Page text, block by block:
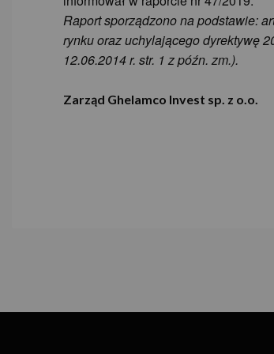
Raport sporządzono na podstawie:
rynku oraz uchylającego dyrektywę
12.06.2014 r. str. 1 z późn. zm.).
Zarząd Ghelamco Invest sp. z o.o.